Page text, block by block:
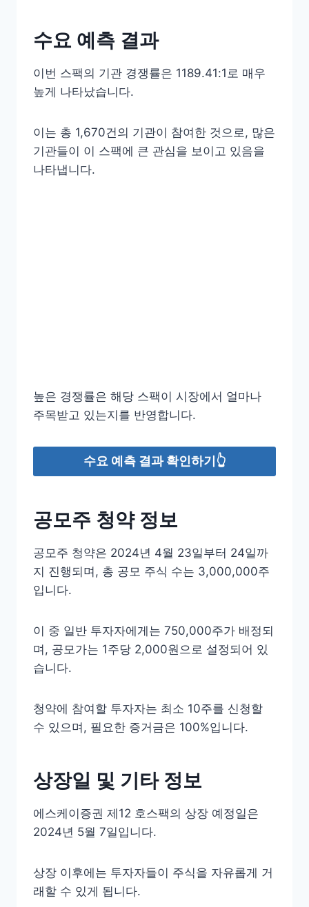
수요 예측 결과
이번 스팩의 기관 경쟁률은 1189.41:1로 매우
높게 나타났습니다.
이는 총 1,670건의 기관이 참여한 것으로, 많은
기관들이 이 스팩에 큰 관심을 보이고 있음을
나타냅니다.
높은 경쟁률은 해당 스팩이 시장에서 얼마나
주목받고 있는지를 반영합니다.
수요 예측 결과 확인하기👆
공모주 청약 정보
공모주 청약은 2024년 4월 23일부터 24일까
지 진행되며, 총 공모 주식 수는 3,000,000주
입니다.
이 중 일반 투자자에게는 750,000주가 배정되
며, 공모가는 1주당 2,000원으로 설정되어 있
습니다.
청약에 참여할 투자자는 최소 10주를 신청할
수 있으며, 필요한 증거금은 100%입니다.
상장일 및 기타 정보
에스케이증권 제12 호스팩의 상장 예정일은
2024년 5월 7일입니다.
상장 이후에는 투자자들이 주식을 자유롭게 거
래할 수 있게 됩니다.